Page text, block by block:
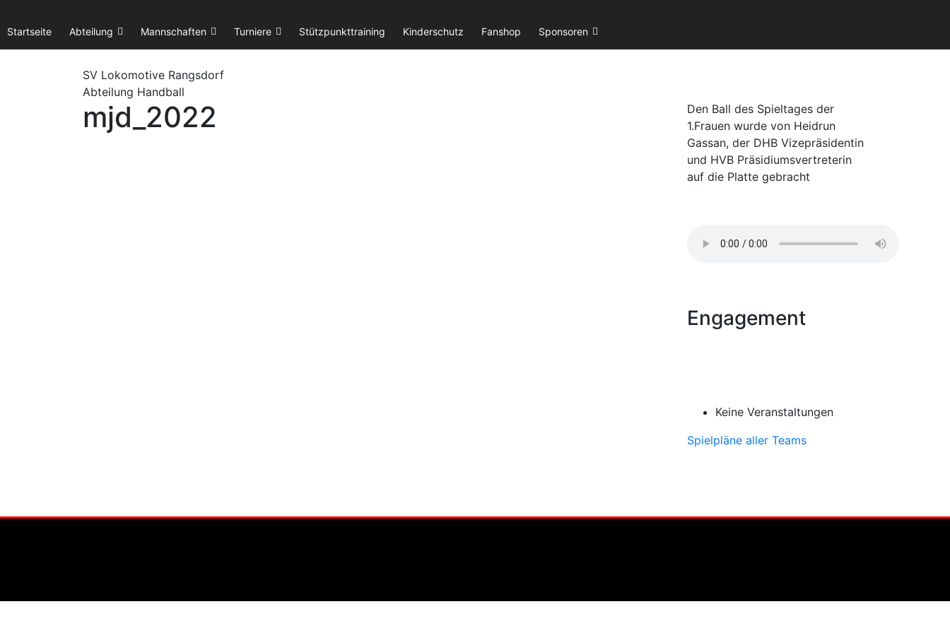
Startseite Abteilung Mannschaften Turniere Stützpunkttraining Kinderschutz Fanshop Sponsoren
SV Lokomotive Rangsdorf
Abteilung Handball
mjd_2022
Den Ball des Spieltages der
1.Frauen wurde von Heidrun
Gassan, der DHB Vizepräsidentin
und HVB Präsidiumsvertreterin
auf die Platte gebracht
Engagement
Keine Veranstaltungen
Spielpläne aller Teams